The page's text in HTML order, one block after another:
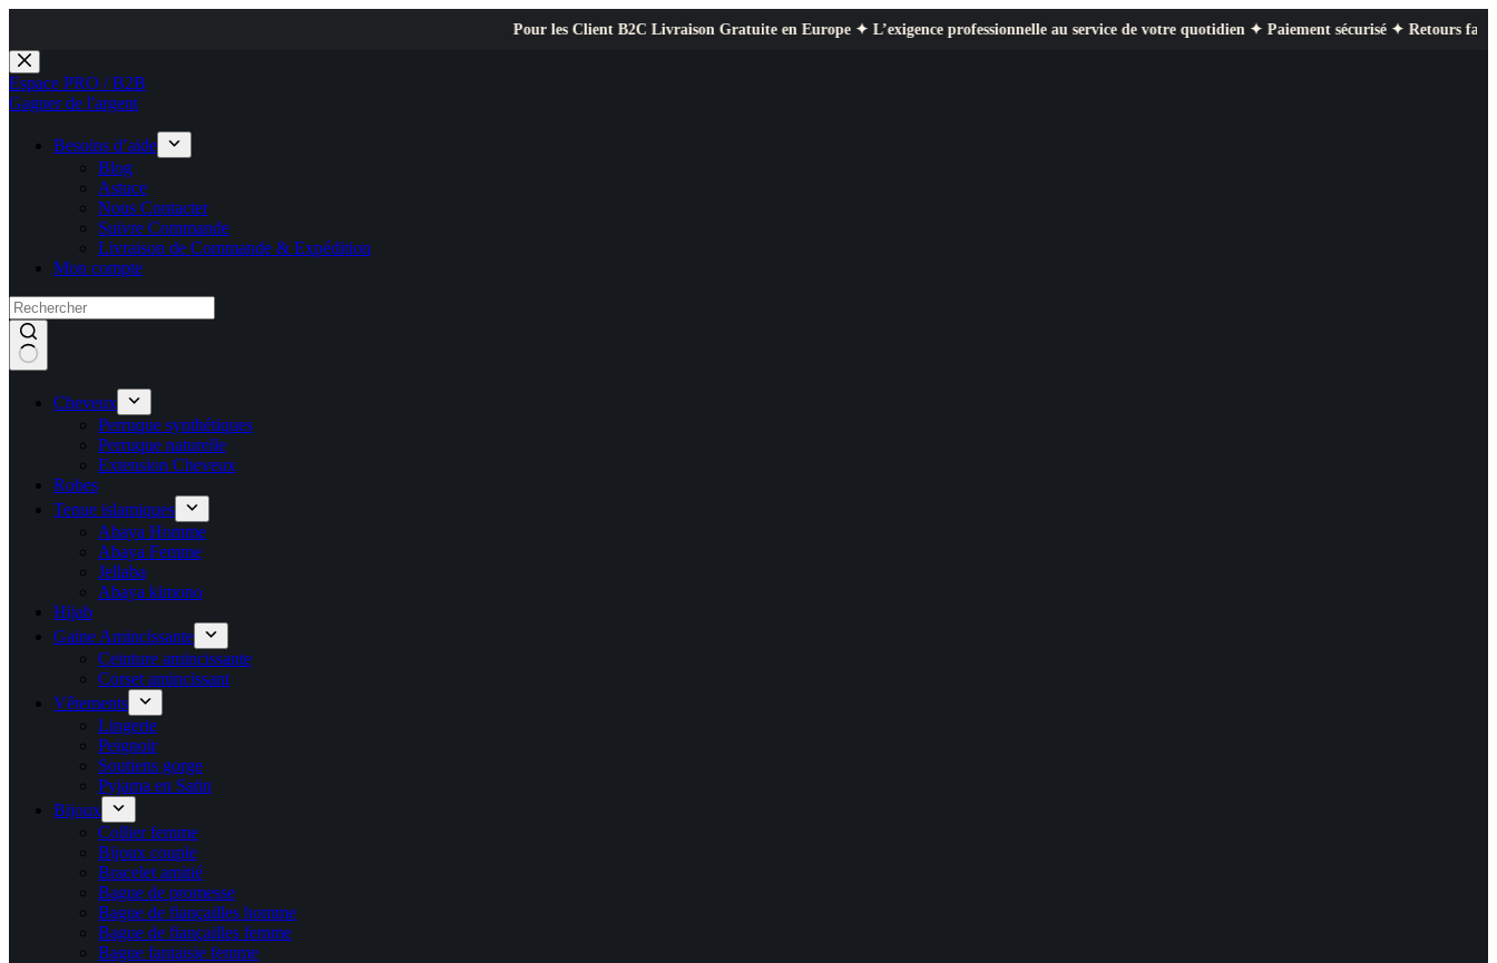
Pour les Client B2C Livraison Gratuite en Europe ✦ L’exigence professionnelle au service de votre quotidien ✦ Paiement sécurisé ✦ Retours faciles
Passer
au
contenu
Espace PRO / B2B
Gagner de l'argent
Besoins d’aide
Blog
Astuce
Nous Contacter
Suivre Commande
Livraison de Commande & Expédition
Mon compte
Cheveux
Perruque synthétiques
Perruque naturelle
Extension Cheveux
Robes
Tenue islamiques
Abaya Homme
Abaya Femme
Jellaba
Abaya kimono
Hijab
Gaine Amincissante
Ceinture amincissante
Corset amincissant
Vêtements
Lingerie
Peignoir
Soutiens gorge
Pyjama en Satin
Bijoux
Collier femme
Bijoux couple
Bracelet amitié
Bague de promesse
Bague de fiançailles homme
Bague de fiançailles femme
Bague fantaisie femme